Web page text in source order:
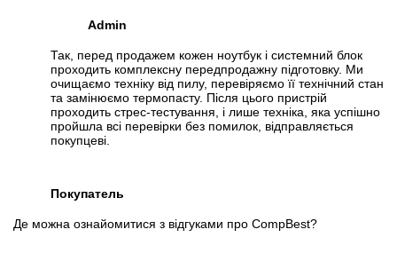
Admin
Так, перед продажем кожен ноутбук і системний блок
проходить комплексну передпродажну підготовку. Ми
очищаємо техніку від пилу, перевіряємо її технічний стан
та замінюємо термопасту. Після цього пристрій
проходить стрес-тестування, і лише техніка, яка успішно
пройшла всі перевірки без помилок, відправляється
покупцеві.
Покупатель
Де можна ознайомитися з відгуками про CompBest?